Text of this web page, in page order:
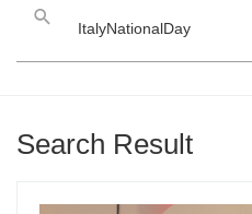
Search Result